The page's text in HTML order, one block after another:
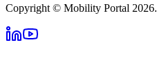
Copyright © Mobility Portal 2026.